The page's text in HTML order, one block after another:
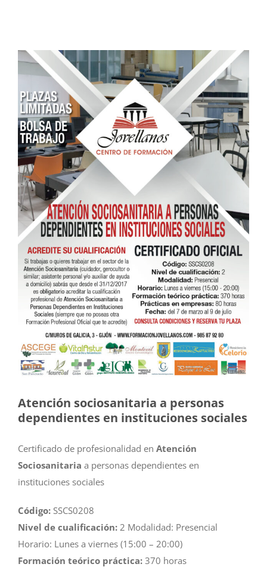
Atención sociosanitaria a personas
dependientes en instituciones sociales
Certificado de profesionalidad en Atención
Sociosanitaria a personas dependientes en
instituciones sociales
Código: SSCS0208
Nivel de cualificación: 2 Modalidad: Presencial
Horario: Lunes a viernes (15:00 – 20:00)
Formación teórico práctica: 370 horas